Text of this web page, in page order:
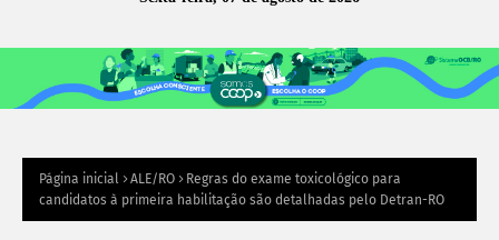
Página inicial ALE/RO
Regras do exame toxicológico para
candidatos à primeira habilitação são detalhadas pelo Detran-RO